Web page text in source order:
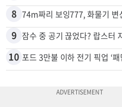
8
9
10 포드 3만불 이하 전기 픽업 ‘패